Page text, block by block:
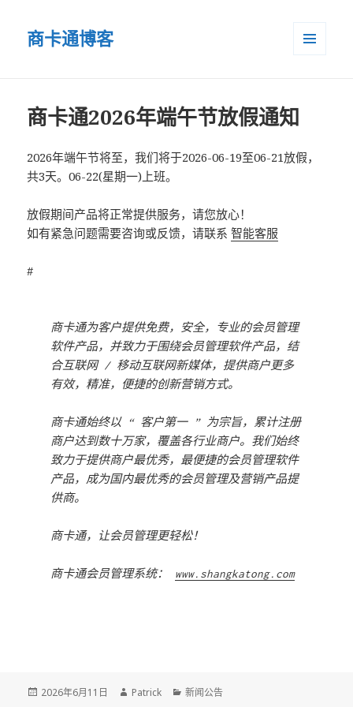
商卡通博客
商卡通2026年端午节放假通知
2026年端午节将至，我们将于2026-06-19至06-21放假，
共3天。06-22(星期一)上班。
放假期间产品将正常提供服务，请您放心！
如有紧急问题需要咨询或反馈，请联系智能客服
#
商卡通为客户提供免费，安全，专业的会员管理
软件产品，并致力于围绕会员管理软件产品，结
合互联网 / 移动互联网新媒体，提供商户更多
有效，精准，便捷的创新营销方式。
商卡通始终以 “ 客户第一 ” 为宗旨，累计注册
商户达到数十万家，覆盖各行业商户。我们始终
致力于提供商户最优秀，最便捷的会员管理软件
产品，成为国内最优秀的会员管理及营销产品提
供商。
商卡通，让会员管理更轻松！
商卡通会员管理系统： www.shangkatong.com
Posted
2026年6月11日 Author
Patrick Categories
新闻公告